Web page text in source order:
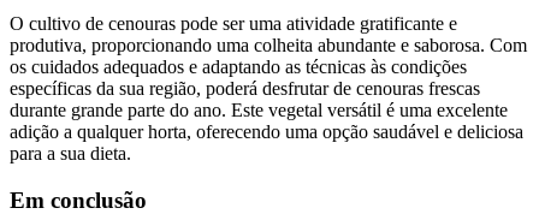
O cultivo de cenouras pode ser uma atividade gratificante e
produtiva, proporcionando uma colheita abundante e saborosa. Com
os cuidados adequados e adaptando as técnicas às condições
específicas da sua região, poderá desfrutar de cenouras frescas
durante grande parte do ano. Este vegetal versátil é uma excelente
adição a qualquer horta, oferecendo uma opção saudável e deliciosa
para a sua dieta.
Em conclusão